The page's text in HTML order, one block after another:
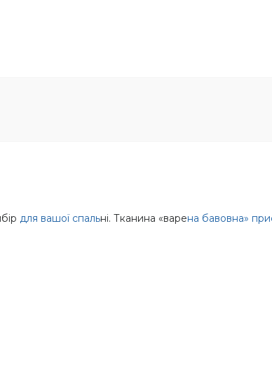
для вашої спальні. Тканина «варена бавовна»